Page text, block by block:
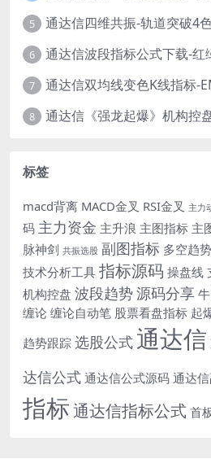
5 通达信四维共振-轨道突破4
6
7
8
标签
macd背离 MACD金叉 RSI金叉 主力
码 主力资金 主升浪 主图指标 主
脉神剑 共振选股 副图指标 多空趋势
技术分析工具 指标源码 操盘线
机构控盘 波段趋势 源码分享
缠论 缠论自动笔 股票看盘指标 起
趋势跟踪 选股公式 通达信
达信公式 通达信公式源码 通达
指标通达信指标公式 首